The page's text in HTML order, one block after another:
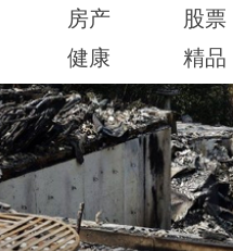
房产 股票
健康 精品